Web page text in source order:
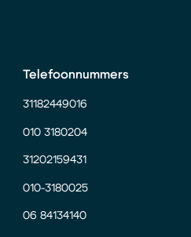
Telefoonnummers
31182449016
010 3180204
31202159431
010-3180025
06 84134140